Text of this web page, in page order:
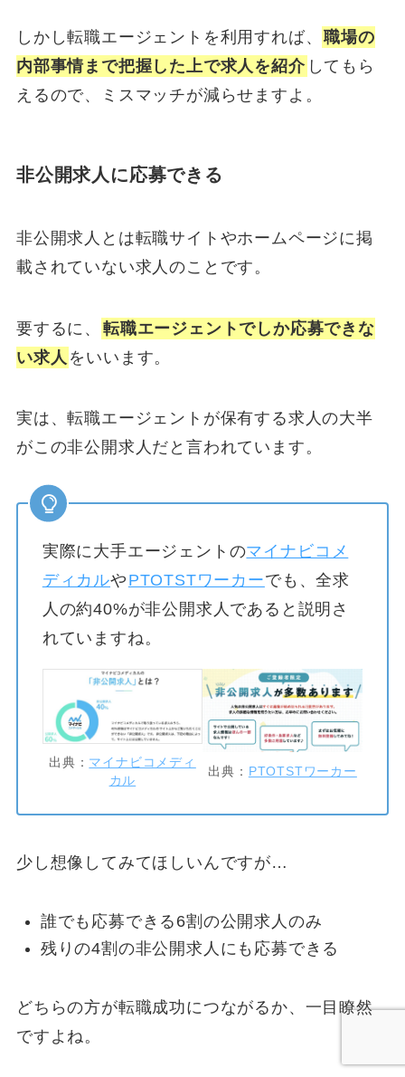
しかし転職エージェントを利用すれば、 職場の
内部事情まで把握した上で求人を紹介 してもら
えるので、ミスマッチが減らせますよ。
非公開求人に応募できる
非公開求人とは転職サイトやホームページに掲
載されていない求人のことです。
要するに、
転職エージェントでしか応募できな
い求人 をいいます。
実は、転職エージェントが保有する求人の大半
がこの非公開求人だと言われています。
実際に大手エージェントのマイナビコメ
ディカルや PTOTSTワーカーでも、全求
人の約40%が非公開求人であると説明さ
れていますね。
出典： マイナビコメディ
カル
出典： PTOTSTワーカー
少し想像してみてほしいんですが…
誰でも応募できる6割の公開求人のみ
残りの4割の非公開求人にも応募できる
どちらの方が転職成功につながるか、一目瞭然
ですよね。